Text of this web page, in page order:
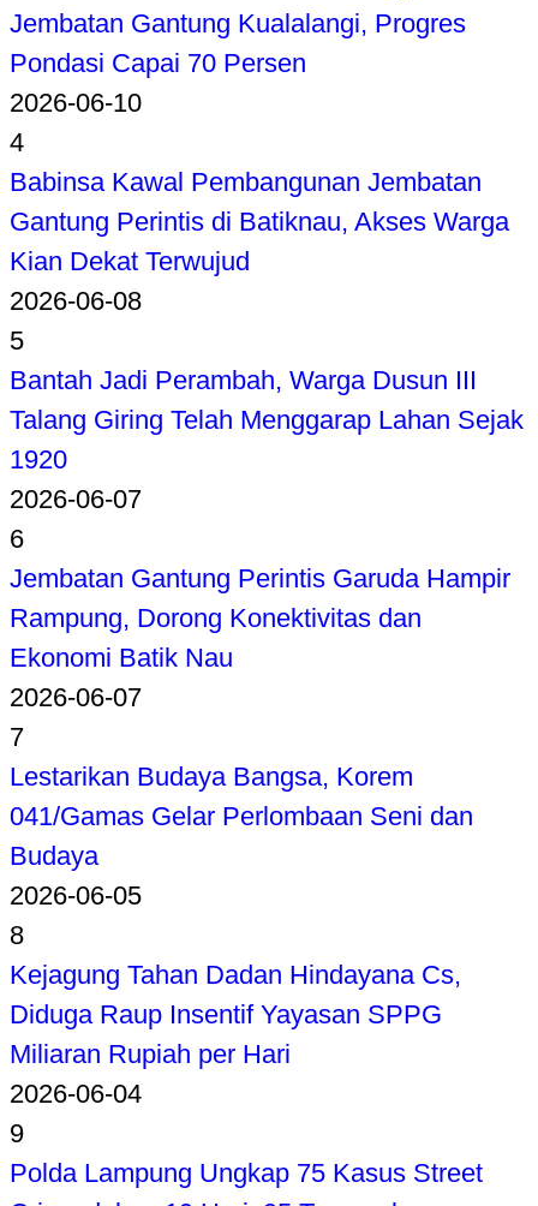
Jembatan Gantung Kualalangi, Progres
Pondasi Capai 70 Persen
2026-06-10
4
Babinsa Kawal Pembangunan Jembatan
Gantung Perintis di Batiknau, Akses Warga
Kian Dekat Terwujud
2026-06-08
5
Bantah Jadi Perambah, Warga Dusun III
Talang Giring Telah Menggarap Lahan Sejak
1920
2026-06-07
6
Jembatan Gantung Perintis Garuda Hampir
Rampung, Dorong Konektivitas dan
Ekonomi Batik Nau
2026-06-07
7
Lestarikan Budaya Bangsa, Korem
041/Gamas Gelar Perlombaan Seni dan
Budaya
2026-06-05
8
Kejagung Tahan Dadan Hindayana Cs,
Diduga Raup Insentif Yayasan SPPG
Miliaran Rupiah per Hari
2026-06-04
9
Polda Lampung Ungkap 75 Kasus Street